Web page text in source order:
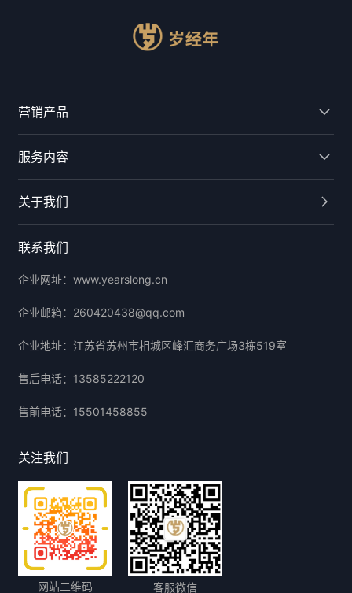
营销产品
服务内容
关于我们
联系我们
企业网址： www.yearslong.cn
企业邮箱： 260420438@qq.com
企业地址： 江苏省苏州市相城区峰汇商务广场3栋519室
售后电话： 13585222120
售前电话： 15501458855
关注我们
网站二维码 客服微信